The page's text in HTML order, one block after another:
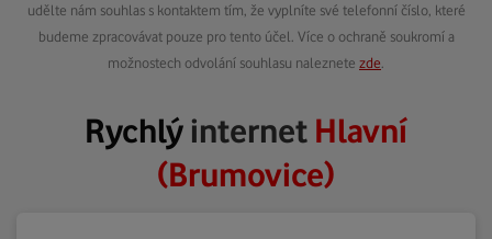
udělte nám souhlas s kontaktem tím, že vyplníte své telefonní číslo, které
budeme zpracovávat pouze pro tento účel. Více o ochraně soukromí a
možnostech odvolání souhlasu naleznete zde
Rychlýinternet Hlavní
(Brumovice)